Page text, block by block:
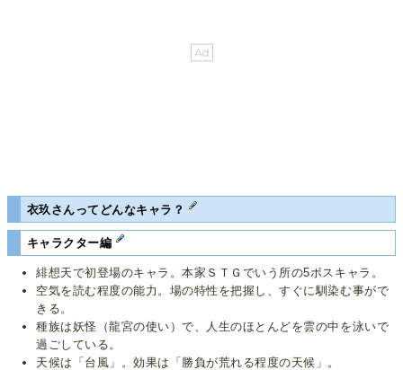
衣玖さんってどんなキャラ？
キャラクター編
緋想天で初登場のキャラ。本家ＳＴＧでいう所の5ボスキャラ。
空気を読む程度の能力。場の特性を把握し、すぐに馴染む事がで
きる。
種族は妖怪（龍宮の使い）で、人生のほとんどを雲の中を泳いで
過ごしている。
天候は「台風」。効果は「勝負が荒れる程度の天候」。